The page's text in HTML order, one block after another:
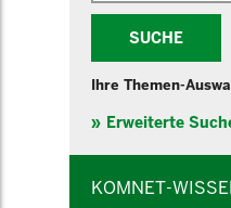
SUCHE
Ihre Themen-
Erweiterte
KOMNET-